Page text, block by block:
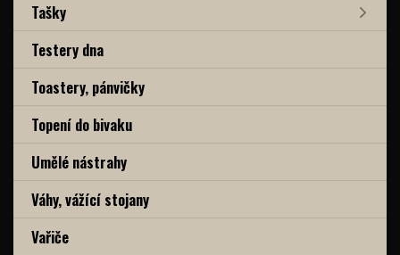
Tašky
Testery dna
Toastery, pánvičky
Topení do bivaku
Umělé nástrahy
Váhy, vážící stojany
Vařiče